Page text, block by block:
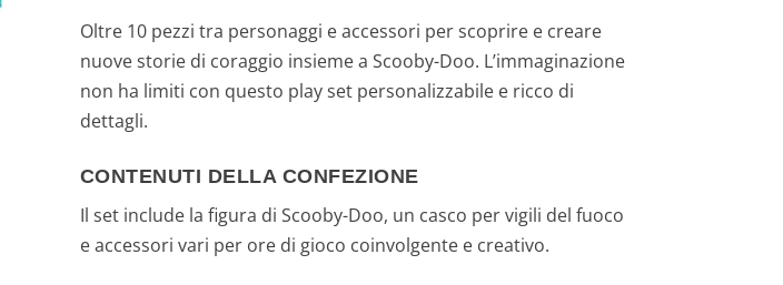
n
a
e
e
r
l
e
:
6
,
Oltre 10 pezzi tra personaggi e accessori per scoprire e creare
nuove storie di coraggio insieme a Scooby-Doo. L’immaginazione
non ha limiti con questo play set personalizzabile e ricco di
dettagli.
CONTENUTI DELLA CONFEZIONE
Il set include la figura di Scooby-Doo, un casco per vigili del fuoco
e accessori vari per ore di gioco coinvolgente e creativo.